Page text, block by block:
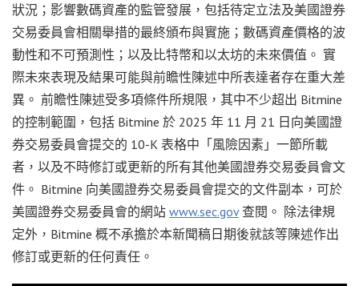
狀況；影響數碼資產的監管發展，包括待定立法及美國證券
交易委員會相關舉措的最終頒布與實施；數碼資產價格的波
動性和不可預測性；以及比特幣和以太坊的未來價值。 實
際未來表現及結果可能與前瞻性陳述中所表達者存在重大差
異。 前瞻性陳述受多項條件所規限，其中不少超出 Bitmine
的控制範圍，包括 Bitmine 於 2025 年 11 月 21 日向美國證
券交易委員會提交的 10-K 表格中「風險因素」一節所載
者，以及不時修訂或更新的所有其他美國證券交易委員會文
件。 Bitmine 向美國證券交易委員會提交的文件副本，可於
美國證券交易委員會的網站 www.sec.gov查閱。 除法律規
定外，Bitmine 概不承擔於本新聞稿日期後就該等陳述作出
修訂或更新的任何責任。